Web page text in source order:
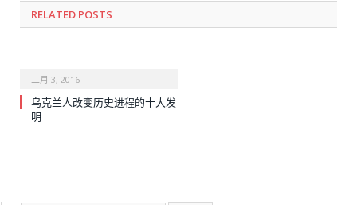
RELATED POSTS
二月 3, 2016
乌克兰人改变历史进程的十大发
明